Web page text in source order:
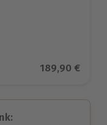
BewertungenAktueller
189,90 €